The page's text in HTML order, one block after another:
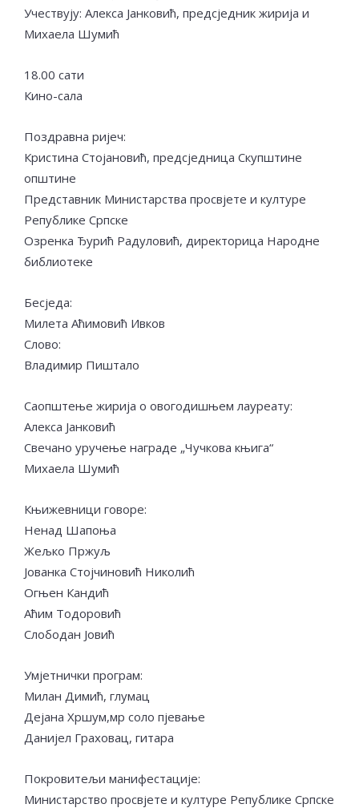
Учествују: Алекса Јанковић, предсједник жирија и
Михаела Шумић
18.00 сати
Кино-сала
Поздравна ријеч:
Кристина Стојановић, предсједница Скупштине
општине
Представник Министарства просвјете и културе
Републике Српске
Озренка Ђурић Радуловић, директорица Народне
библиотеке
Бесједа:
Милета Аћимовић Ивков
Слово:
Владимир Пиштало
Саопштење жирија о овогодишњем лауреату:
Алекса Јанковић
Свечано уручење награде „Чучкова књига“
Михаела Шумић
Књижевници говоре:
Ненад Шапоња
Жељко Пржуљ
Јованка Стојчиновић Николић
Огњен Кандић
Аћим Тодоровић
Слободан Јовић
Умјетнички програм:
Милан Димић, глумац
Дејана Хршум,мр соло пјевање
Данијел Граховац, гитара
Покровитељи манифестације:
Министарство просвјете и културе Републике Српске